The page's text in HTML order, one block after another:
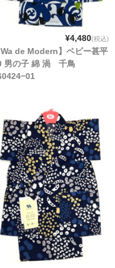
¥4,480(税込)
Wa de Modern】ベビー甚平
男の子 綿 渦 千鳥